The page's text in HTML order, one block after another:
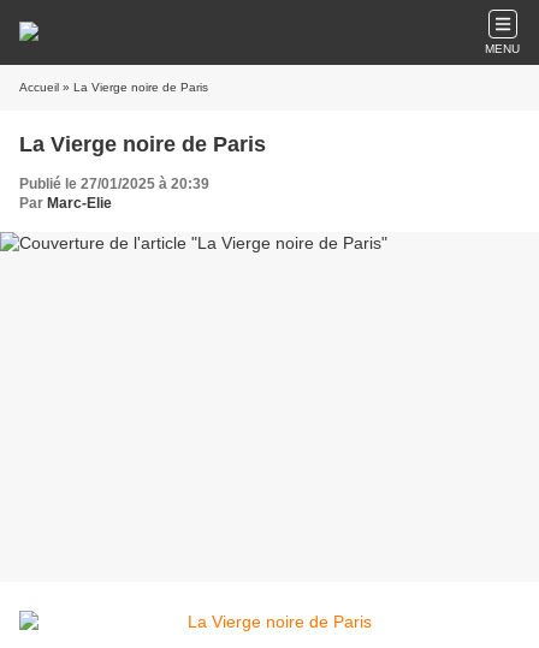
MENU
Accueil » La Vierge noire de Paris
La Vierge noire de Paris
Publié le 27/01/2025 à 20:39
Par Marc-Elie